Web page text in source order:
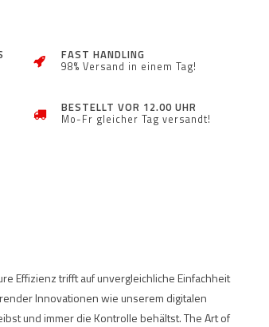
FAST HANDLING
98% Versand in einem Tag!
BESTELLT VOR 12.00 UHR
Mo-Fr gleicher Tag versandt!
Effizienz trifft auf unvergleichliche Einfachheit
Innovationen wie unserem digitalen
und immer die Kontrolle behältst. The Art of